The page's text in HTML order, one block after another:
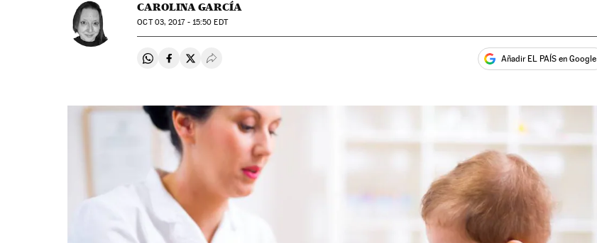
CAROLINA GARCÍA
OCT03, 2017 - 15:50 EDT
Compartir en Whatsapp
Compartir en Facebook
Compartir en Twitter
Desplegar Redes Sociales Añadir EL PAÍS en Google